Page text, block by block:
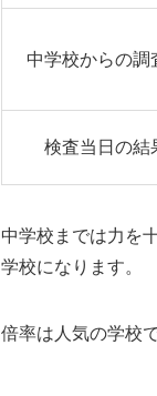
中学校からの調
検査当日の結
中学校までは力を
学校になります。
倍率は人気の学校